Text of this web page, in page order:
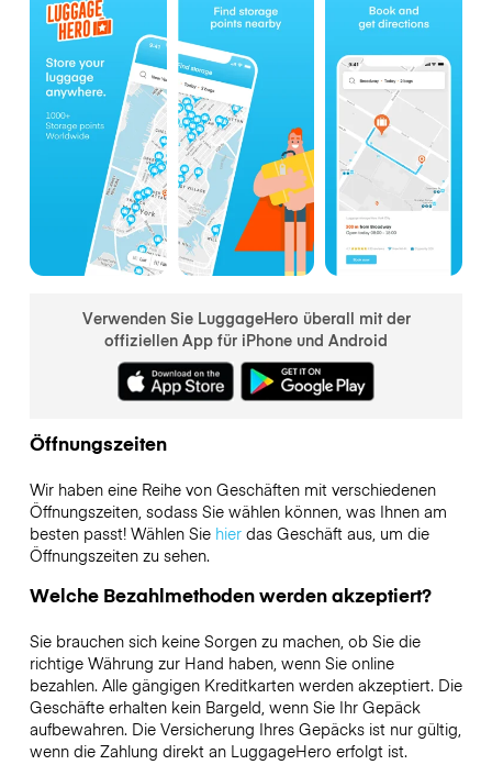
Verwenden Sie LuggageHero überall mit der
offiziellen App für iPhone und Android
Öffnungszeiten
Wir haben eine Reihe von Geschäften mit verschiedenen
Öffnungszeiten, sodass Sie wählen können, was Ihnen am
besten passt! Wählen Sie hierdas Geschäft aus, um die
Öffnungszeiten zu sehen.
Welche Bezahlmethoden werden akzeptiert?
Sie brauchen sich keine Sorgen zu machen, ob Sie die
richtige Währung zur Hand haben, wenn Sie online
bezahlen. Alle gängigen Kreditkarten werden akzeptiert. Die
Geschäfte erhalten kein Bargeld, wenn Sie Ihr Gepäck
aufbewahren. Die Versicherung Ihres Gepäcks ist nur gültig,
wenn die Zahlung direkt an LuggageHero erfolgt ist.